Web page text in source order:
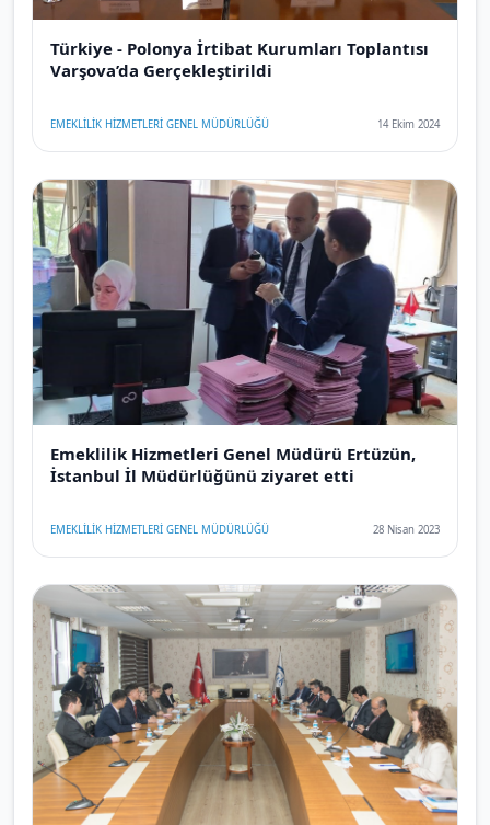
Türkiye - Polonya İrtibat Kurumları Toplantısı
Varşova’da Gerçekleştirildi
EMEKLİLİK HİZMETLERİ GENEL MÜDÜRLÜĞÜ 14 Ekim 2024
Emeklilik Hizmetleri Genel Müdürü Ertüzün,
İstanbul İl Müdürlüğünü ziyaret etti
EMEKLİLİK HİZMETLERİ GENEL MÜDÜRLÜĞÜ 28 Nisan 2023